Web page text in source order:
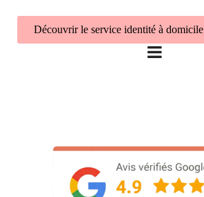
Découvrir le service identité à domicile